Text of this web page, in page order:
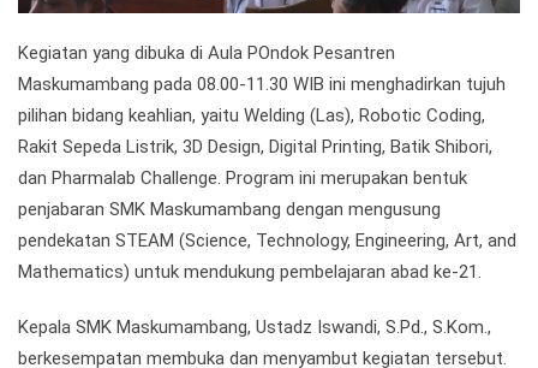
Kegiatan yang dibuka di Aula POndok Pesantren
Maskumambang pada 08.00-11.30 WIB ini menghadirkan tujuh
pilihan bidang keahlian, yaitu Welding (Las), Robotic Coding,
Rakit Sepeda Listrik, 3D Design, Digital Printing, Batik Shibori,
dan Pharmalab Challenge. Program ini merupakan bentuk
penjabaran SMK Maskumambang dengan mengusung
pendekatan STEAM (Science, Technology, Engineering, Art, and
Mathematics) untuk mendukung pembelajaran abad ke-21.
Kepala SMK Maskumambang, Ustadz Iswandi, S.Pd., S.Kom.,
berkesempatan membuka dan menyambut kegiatan tersebut.